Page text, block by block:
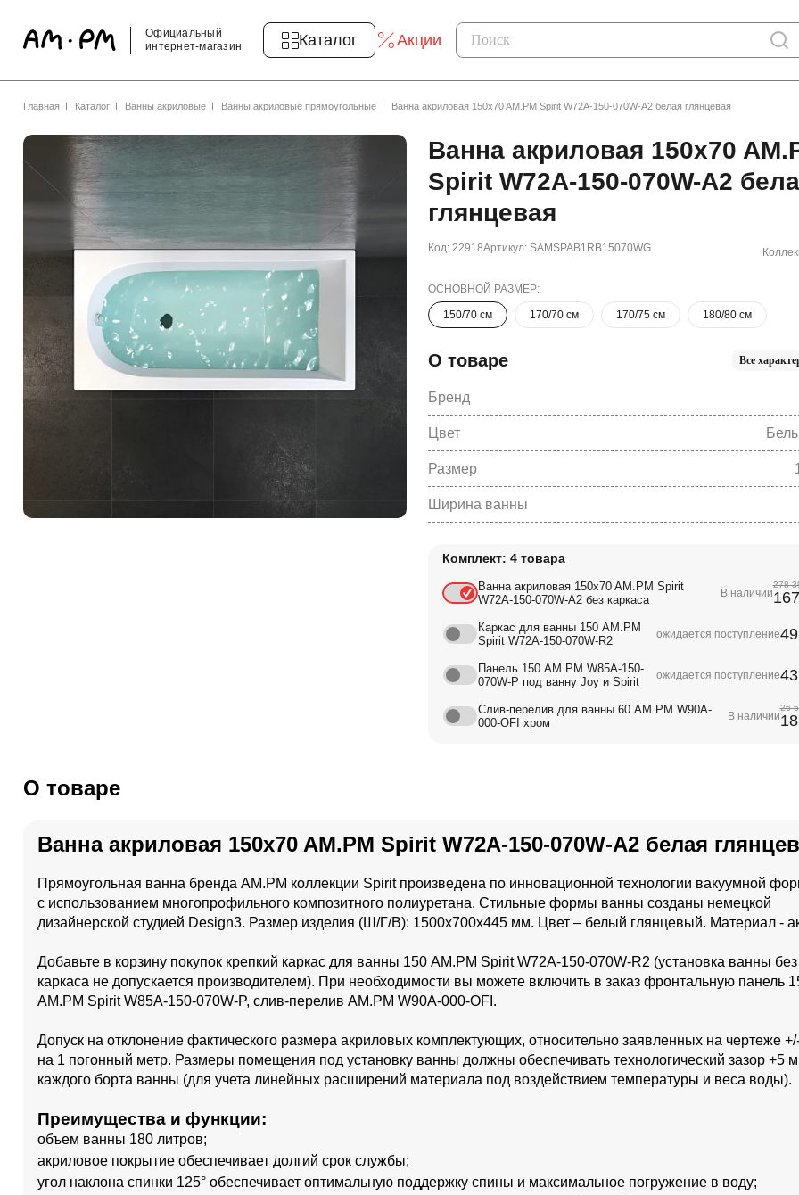
Официальный
интернет-магазин
Каталог Акции
Главная Каталог Ванны акриловые Ванны акриловые прямоугольные Ванна акриловая 150x70 AM.PM Spirit W72A-150-070W-A2 белая глянцевая
Ванна акриловая 150x70
Spirit W72A-150-070W-A2
глянцевая
Код: 22918Артикул: SAMSPAB1RB15070WG
ОСНОВНОЙ РАЗМЕР:
150/70 см 170/70 см 170/75 см 180/80 см
О товаре Все
Бренд
Цвет
Размер
Ширина ванны
Комплект: 4 товара
Ванна акриловая 150x70 AM.PM Spirit
W72A-150-070W-A2 без каркаса
В наличии
278
Каркас для ванны 150 AM.PM
Spirit W72A-150-070W-R2
ожидается поступление
Панель 150 AM.PM W85A-150-
070W-P под ванну Joy и Spirit
ожидается поступление
Слив-перелив для ванны 60 AM.PM W90A-
000-OFI хром
В наличии
26
О товаре
Ванна акриловая 150x70 AM.PM Spirit W72A-150-070W-A2 белая
Прямоугольная ванна бренда AM.PM коллекции Spirit произведена по инновационной технологии вакуумной
с использованием многопрофильного композитного полиуретана. Стильные формы ванны созданы немецкой
дизайнерской студией Design3. Размер изделия (Ш/Г/В): 1500x700x445 мм. Цвет – белый глянцевый. Материал -
Добавьте в корзину покупок крепкий каркас для ванны 150 AM.PM Spirit W72A-150-070W-R2 (установка ванны без
каркаса не допускается производителем). При необходимости вы можете включить в заказ фронтальную панель
AM.PM Spirit W85A-150-070W-P, слив-перелив AM.PM W90A-000-OFI.
Допуск на отклонение фактического размера акриловых комплектующих, относительно заявленных на чертеже
на 1 погонный метр. Размеры помещения под установку ванны должны обеспечивать технологический зазор +5
каждого борта ванны (для учета линейных расширений материала под воздействием температуры и веса воды).
Преимущества и функции:
объем ванны 180 литров;
акриловое покрытие обеспечивает долгий срок службы;
угол наклона спинки 125° обеспечивает оптимальную поддержку спины и максимальное погружение в воду;